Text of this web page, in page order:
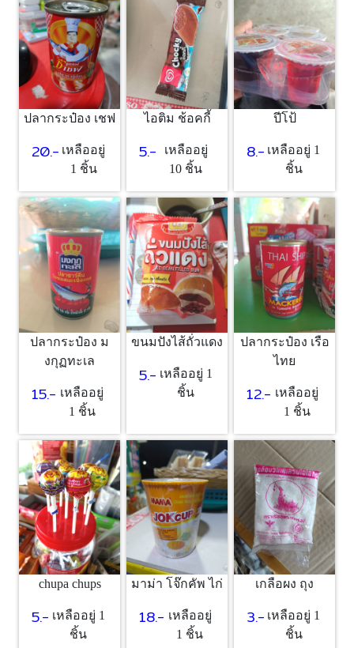
ปลากระป๋อง เชฟ
20.- เหลืออยู่
1 ชิ้น
ไอติม ช้อคกี้
5.-
เหลืออยู่
10 ชิ้น
ปีโป้
8.- เหลืออยู่ 1
ชิ้น
ปลากระป๋อง ม
งกุฏทะเล
15.- เหลืออยู่
1 ชิ้น
ขนมปังไส้ถั่วแดง
5.- เหลืออยู่ 1
ชิ้น
ปลากระป๋อง เรือ
ไทย
12.- เหลืออยู่
1 ชิ้น
chupa chups
5.- เหลืออยู่ 1
ชิ้น
มาม่า โจ๊กคัพ ไก่
18.- เหลืออยู่
1 ชิ้น
เกลือผง ถุง
3.- เหลืออยู่ 1
ชิ้น